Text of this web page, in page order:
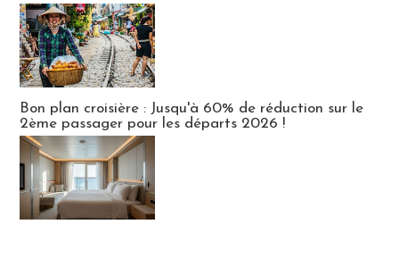
Bon plan croisière : Jusqu'à 60% de réduction sur le
2ème passager pour les départs 2026 !